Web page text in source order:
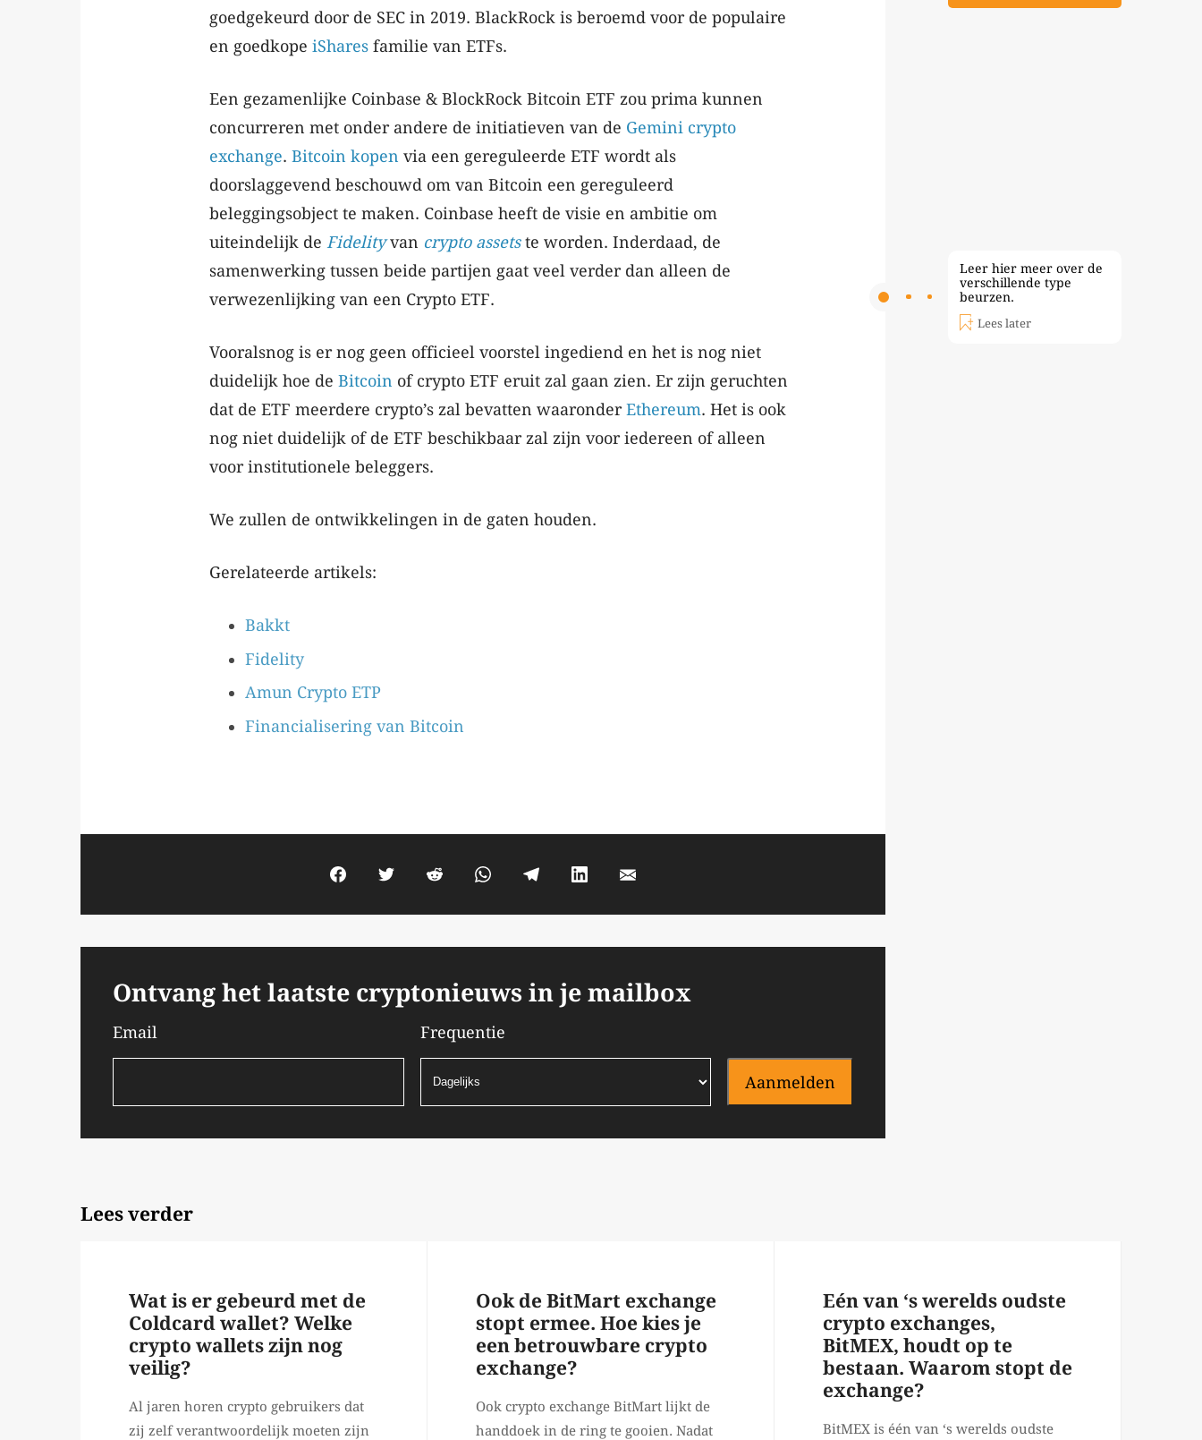
goedgekeurd door de SEC in 2019. BlackRock is beroemd voor de populaire
en goedkope iShares familie van ETFs.
Een gezamenlijke Coinbase & BlockRock Bitcoin ETF zou prima kunnen
concurreren met onder andere de initiatieven van de Gemini crypto
exchange. Bitcoin kopen via een gereguleerde ETF wordt als
doorslaggevend beschouwd om van Bitcoin een gereguleerd
beleggingsobject te maken. Coinbase heeft de visie en ambitie om
uiteindelijk de Fidelityvan crypto assetste worden. Inderdaad, de
samenwerking tussen beide partijen gaat veel verder dan alleen de
verwezenlijking van een Crypto ETF.
Vooralsnog is er nog geen officieel voorstel ingediend en het is nog niet
duidelijk hoe de Bitcoin of crypto ETF eruit zal gaan zien. Er zijn geruchten
dat de ETF meerdere crypto’s zal bevatten waaronderEthereum. Het is ook
nog niet duidelijk of de ETF beschikbaar zal zijn voor iedereen of alleen
voor institutionele beleggers.
We zullen de ontwikkelingen in de gaten houden.
Gerelateerde artikels:
Bakkt
Fidelity
Amun Crypto ETP
Financialisering van Bitcoin
Ontvang het laatste cryptonieuws in je mailbox
Email Frequentie
Aanmelden
Leer hier meer over de
verschillende type
beurzen.
Lees later
Lees verder
Wat is er gebeurd met de
Coldcard wallet? Welke
crypto wallets zijn nog
veilig?
Al jaren horen crypto gebruikers dat
zij zelf verantwoordelijk moeten zijn
Ook de BitMart exchange
stopt ermee. Hoe kies je
een betrouwbare crypto
exchange?
Ook crypto exchange BitMart lijkt de
handdoek in de ring te gooien. Nadat
Eén van ‘s werelds oudste
crypto exchanges,
BitMEX, houdt op te
bestaan. Waarom stopt de
exchange?
BitMEX is één van ‘s werelds oudste